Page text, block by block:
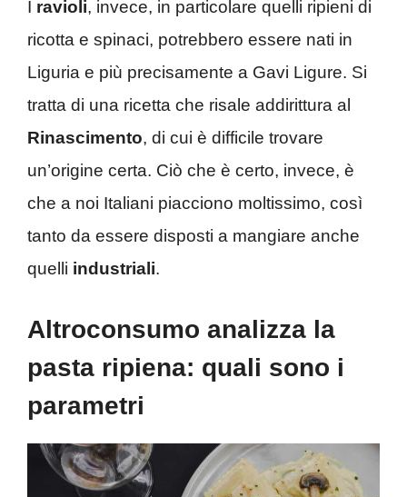
I ravioli, invece, in particolare quelli ripieni di
ricotta e spinaci, potrebbero essere nati in
Liguria e più precisamente a Gavi Ligure. Si
tratta di una ricetta che risale addirittura al
Rinascimento, di cui è difficile trovare
un’origine certa. Ciò che è certo, invece, è
che a noi Italiani piacciono moltissimo, così
tanto da essere disposti a mangiare anche
quelli industriali.
Altroconsumo analizza la
pasta ripiena: quali sono i
parametri